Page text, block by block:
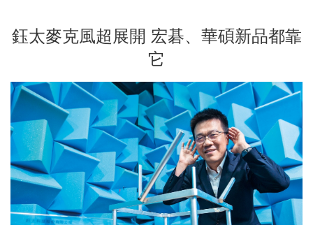
鈺太麥克風超展開 宏碁、華碩新品都靠
它